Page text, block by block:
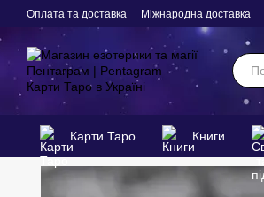
Перейти до основного контенту
Оплата та доставка Міжнародна доставка
Карти Таро Книги